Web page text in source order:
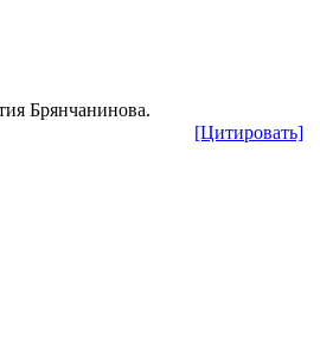
[Цитировать]
Брянчанинова.